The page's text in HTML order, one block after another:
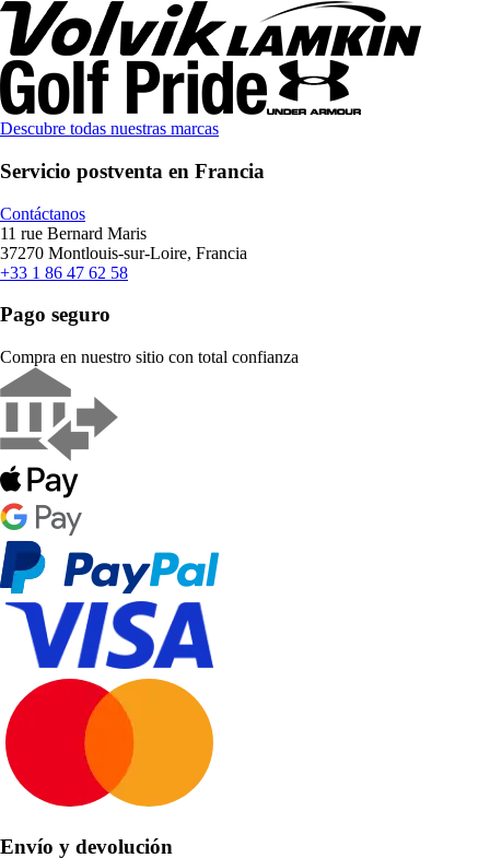
Descubre todas nuestras marcas
Servicio postventa en Francia
Contáctanos
11 rue Bernard Maris
37270 Montlouis-sur-Loire, Francia
+33 1 86 47 62 58
Pago seguro
Compra en nuestro sitio con total confianza
Envío y devolución